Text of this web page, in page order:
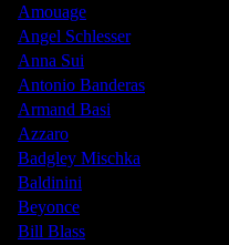
Amouage
Angel Schlesser
Anna Sui
Antonio Banderas
Armand Basi
Azzaro
Badgley Mischka
Baldinini
Beyonce
Bill Blass